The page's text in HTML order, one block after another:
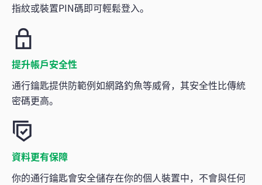
指紋或裝置PIN碼即可輕鬆登入。
提升帳戶安全性
通行鑰匙提供防範例如網路釣魚等威脅，其安全性比傳統
密碼更高。
資料更有保障
你的通行鑰匙會安全儲存在你的個人裝置中，不會與任何